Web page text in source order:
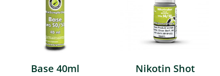
Base 40ml
Nikotin Shot